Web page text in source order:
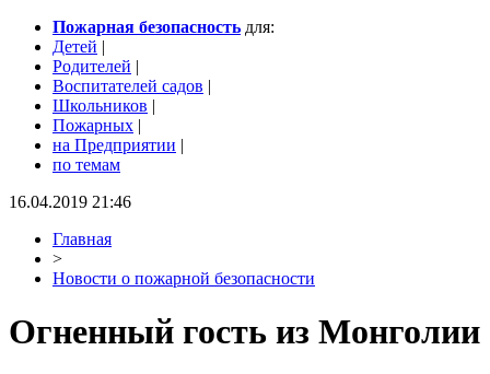
Пожарная безопасность для:
Детей |
Родителей |
Воспитателей садов |
Школьников |
Пожарных |
на Предприятии |
по темам
16.04.2019 21:46
Главная
>
Новости о пожарной безопасности
Огненный гость из Монголии